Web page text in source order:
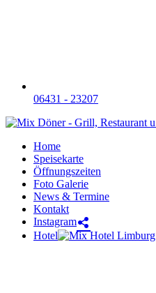
06431 - 23207
Home
Speisekarte
Öffnungszeiten
Foto Galerie
News & Termine
Kontakt
Instagram
Hotel